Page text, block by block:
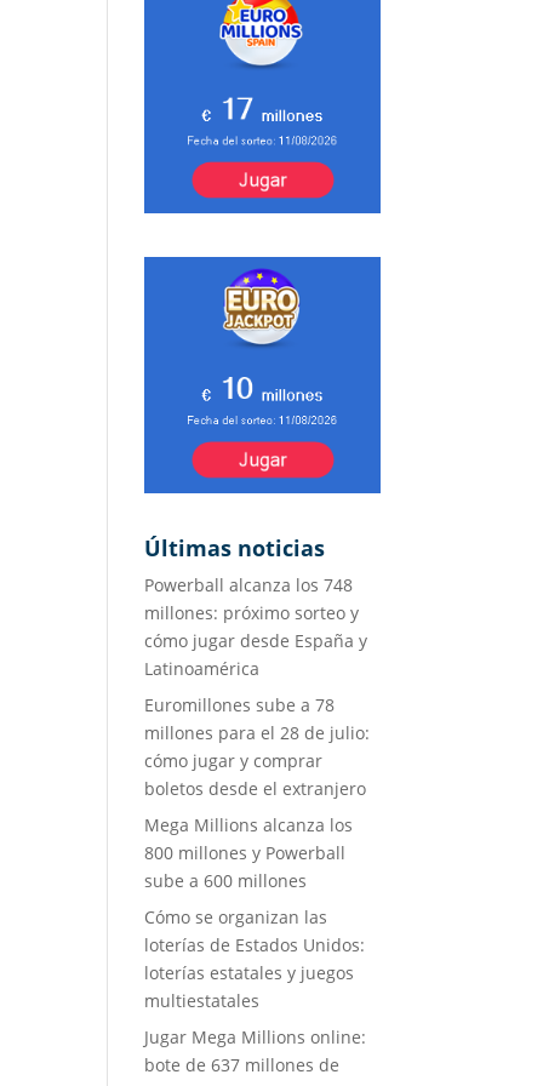
Últimas noticias
Powerball alcanza los 748
millones: próximo sorteo y
cómo jugar desde España y
Latinoamérica
Euromillones sube a 78
millones para el 28 de julio:
cómo jugar y comprar
boletos desde el extranjero
Mega Millions alcanza los
800 millones y Powerball
sube a 600 millones
Cómo se organizan las
loterías de Estados Unidos:
loterías estatales y juegos
multiestatales
Jugar Mega Millions online:
bote de 637 millones de